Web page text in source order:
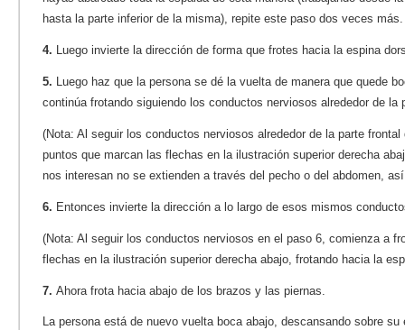
hasta la parte inferior de la misma), repite este paso dos veces más.
4. Luego invierte la dirección de forma que frotes hacia la espina
5. Luego haz que la persona se dé la vuelta de manera que quede
continúa frotando siguiendo los conductos nerviosos alrededor de la
(Nota: Al seguir los conductos nerviosos alrededor de la parte
puntos que marcan las flechas en la ilustración superior derecha
nos interesan no se extienden a través del pecho o del abdomen,
6. Entonces invierte la dirección a lo largo de esos mismos
(Nota: Al seguir los conductos nerviosos en el paso 6, comienza a
flechas en la ilustración superior derecha abajo, frotando hacia la
7. Ahora frota hacia abajo de los brazos y las piernas.
La persona está de nuevo vuelta boca abajo, descansando sobre